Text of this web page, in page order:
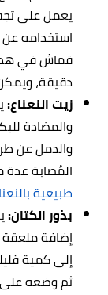
يعمل على
استخدامه
دقيقة، ويمكن
زيت النعناع:
والمضادة
والدمل عن
المُصابة عدة
طبيعية
بذور الكتان:
إضافة ملعقة
إلى كمية
ثم وضعه على